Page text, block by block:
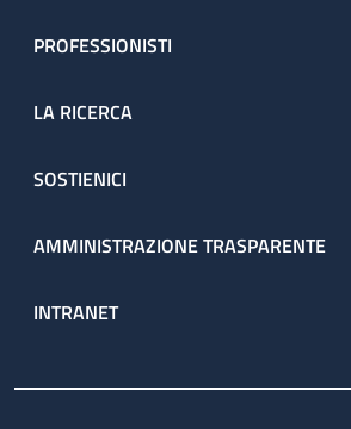
PROFESSIONISTI
LA RICERCA
SOSTIENICI
AMMINISTRAZIONE TRASPARENTE
INTRANET